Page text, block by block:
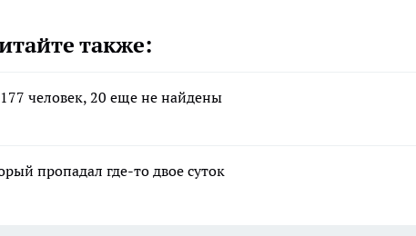
также:
человек, 20 еще не найдены
пропадал где-то двое суток